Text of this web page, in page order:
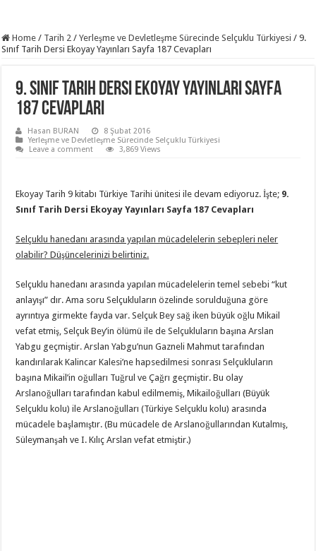
Home / Tarih 2 / Yerleşme ve Devletleşme Sürecinde Selçuklu Türkiyesi / 9.
Sınıf Tarih Dersi Ekoyay Yayınları Sayfa 187 Cevapları
9. Sınıf Tarih Dersi Ekoyay Yayınları Sayfa
187 Cevapları
Hasan BURAN
8 Şubat 2016
Yerleşme ve Devletleşme Sürecinde Selçuklu Türkiyesi
Leave a comment
3,869 Views
Ekoyay Tarih 9 kitabı Türkiye Tarihi ünitesi ile devam ediyoruz. İşte; 9.
Sınıf Tarih Dersi Ekoyay Yayınları Sayfa 187 Cevapları
Selçuklu hanedanı arasında yapılan mücadelelerin sebepleri neler
olabilir? Düşüncelerinizi belirtiniz.
Selçuklu hanedanı arasında yapılan mücadelelerin temel sebebi “kut
anlayışı” dır. Ama soru Selçukluların özelinde sorulduğuna göre
ayrıntıya girmekte fayda var. Selçuk Bey sağ iken büyük oğlu Mikail
vefat etmiş, Selçuk Bey’in ölümü ile de Selçukluların başına Arslan
Yabgu geçmiştir. Arslan Yabgu’nun Gazneli Mahmut tarafından
kandırılarak Kalincar Kalesi’ne hapsedilmesi sonrası Selçukluların
başına Mikail’in oğulları Tuğrul ve Çağrı geçmiştir. Bu olay
Arslanoğulları tarafından kabul edilmemiş, Mikailoğulları (Büyük
Selçuklu kolu) ile Arslanoğulları (Türkiye Selçuklu kolu) arasında
mücadele başlamıştır. (Bu mücadele de Arslanoğullarından Kutalmış,
Süleymanşah ve I. Kılıç Arslan vefat etmiştir.)